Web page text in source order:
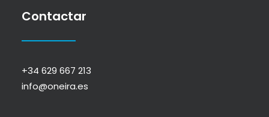
Contactar
+34 629 667 213
info@oneira.es